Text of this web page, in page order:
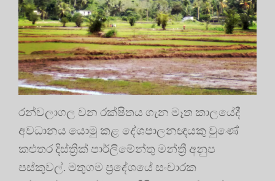
රන්වලාගල වන රක්ෂිතය ගැන මෑත කාලයේදී
අවධානය යොමු කළ දේශපාලනඥයකු වුණේ
කළුතර දිස්ත්‍රික් පාර්ලිමේන්තු මන්ත්‍රී අනුප
පස්කුවල්. මතුගම ප්‍රදේශයේ සංචාරක